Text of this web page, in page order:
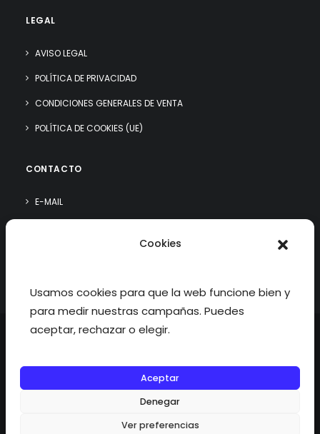
Cookies
Usamos cookies para que la web funcione bien y
para medir nuestras campañas. Puedes
aceptar, rechazar o elegir.
Aceptar
Denegar
Ver preferencias
LEGAL
AVISO LEGAL
POLÍTICA DE PRIVACIDAD
CONDICIONES GENERALES DE VENTA
POLÍTICA DE COOKIES (UE)
CONTACTO
E-MAIL
©2026 fisioterapiatualcance todos los derechos reservados.